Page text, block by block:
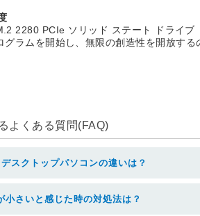
2280 PCIe ソリッド ステート ドライ
ラムを開始し、無限の創造性を開放する
よくある質問(FAQ)
スクトップパソコンの違いは？
小さいと感じた時の対処法は？